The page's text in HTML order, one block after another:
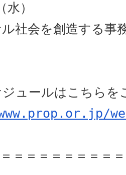
）
ル社会を創造する事
ュールはこちらを
＝＝＝＝＝＝＝＝